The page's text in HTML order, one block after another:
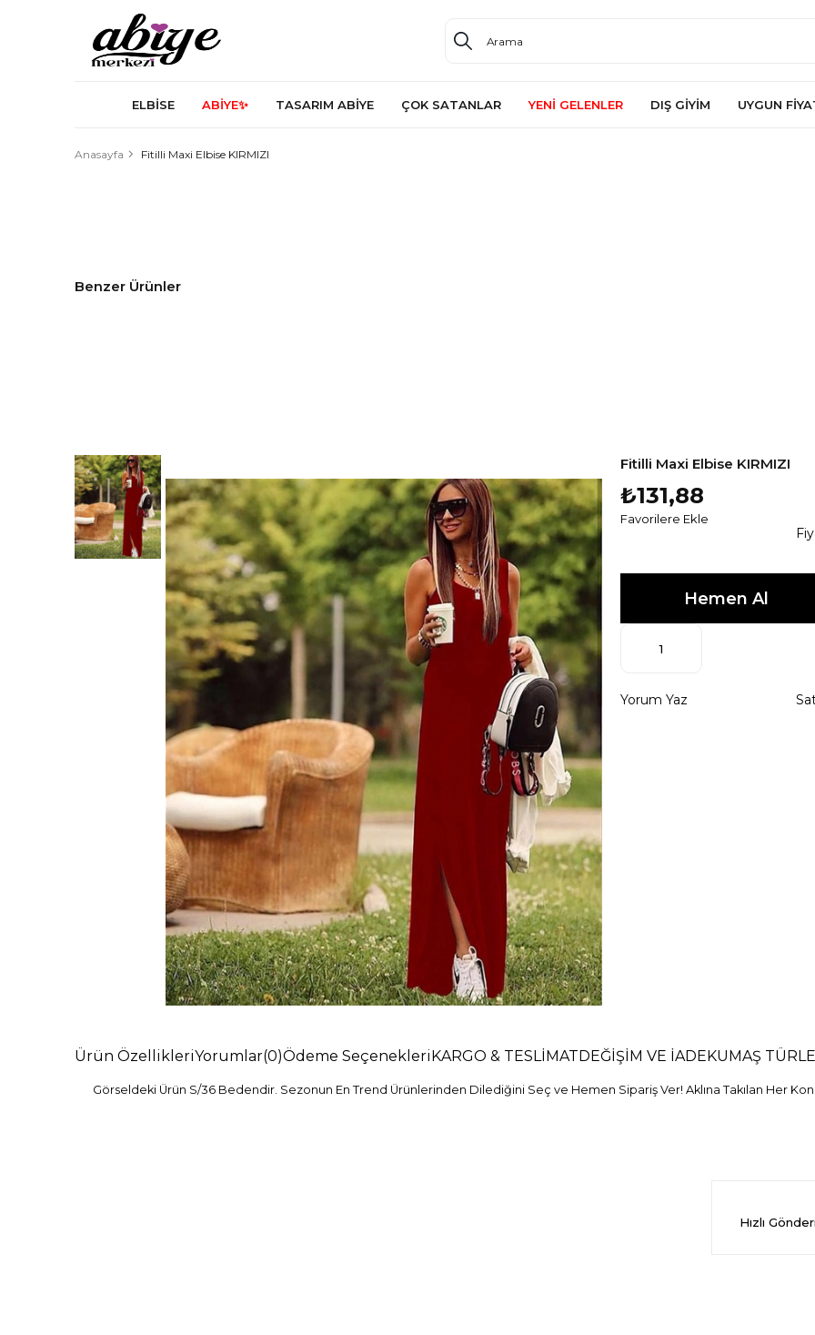
ELBİSE ABİYE✨ TASARIM ABİYE ÇOK SATANLAR YENİ GELENLER DIŞ GİYİM UYGUN
Anasayfa Fitilli Maxi Elbise KIRMIZI
Benzer Ürünler
Fitilli Maxi Elbise KIRMIZI
₺131,88
Favorilere Ekle
Yorum Yaz
Ürün ÖzellikleriYorumlar(0)Ödeme SeçenekleriKARGO & TESLİMATDEĞİŞİM VE İADEKUMAŞ
Görseldeki Ürün S/36 Bedendir. Sezonun En Trend Ürünlerinden Dilediğini Seç ve Hemen Sipariş Ver! Aklına Takılan Her
Hızlı